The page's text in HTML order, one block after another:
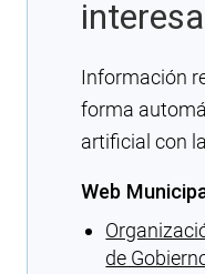
Información
forma
artificial con
Web
de